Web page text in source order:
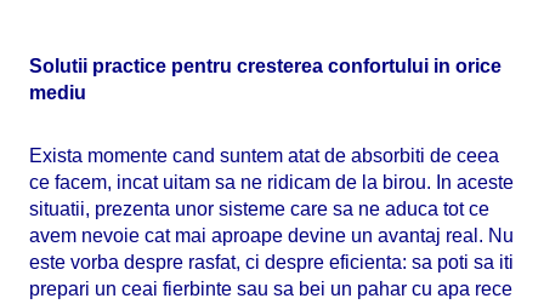
Solutii practice pentru cresterea confortului in orice
mediu
Exista momente cand suntem atat de absorbiti de ceea
ce facem, incat uitam sa ne ridicam de la birou. In aceste
situatii, prezenta unor sisteme care sa ne aduca tot ce
avem nevoie cat mai aproape devine un avantaj real. Nu
este vorba despre rasfat, ci despre eficienta: sa poti sa iti
prepari un ceai fierbinte sau sa bei un pahar cu apa rece